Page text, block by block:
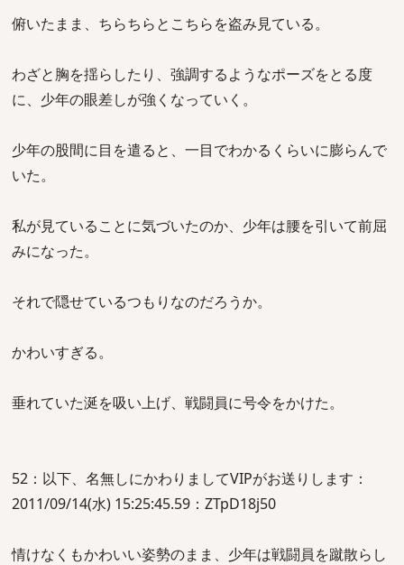
俯いたまま、ちらちらとこちらを盗み見ている。
わざと胸を揺らしたり、強調するようなポーズをとる度
に、少年の眼差しが強くなっていく。
少年の股間に目を遣ると、一目でわかるくらいに膨らんで
いた。
私が見ていることに気づいたのか、少年は腰を引いて前屈
みになった。
それで隠せているつもりなのだろうか。
かわいすぎる。
垂れていた涎を吸い上げ、戦闘員に号令をかけた。
52：以下、名無しにかわりましてVIPがお送りします：
2011/09/14(水) 15:25:45.59：ZTpD18j50
情けなくもかわいい姿勢のまま、少年は戦闘員を蹴散らし